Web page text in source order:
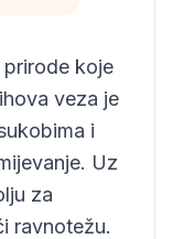
koje
veza je
i
Uz
za
ravnotežu.